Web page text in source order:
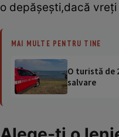
o depăşeşti,dacă
MAI MULTE PENTRU TINE
O turistă de
salvare